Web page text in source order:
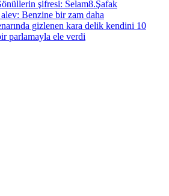
şifresi: Selam8.Şafak
Benzine bir zam daha
gizlenen kara delik kendini 10
parlamayla ele verdi